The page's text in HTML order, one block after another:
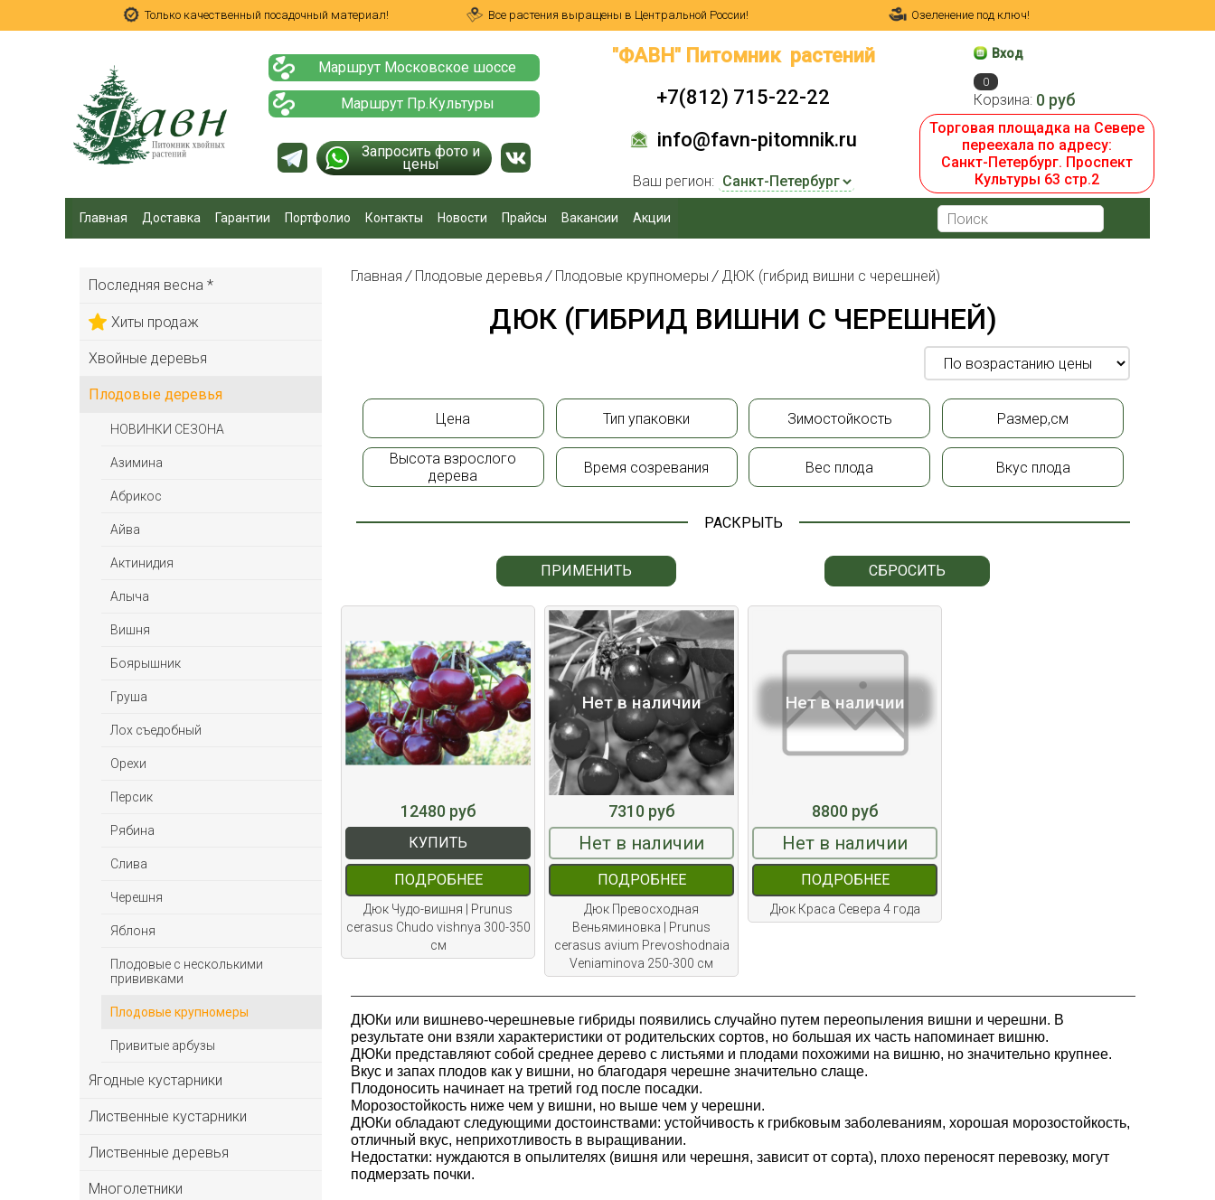
Только качественный посадочный материал! Все растения выращены в Центральной России! Озеленение под ключ!
Маршрут Московское шоссе
Маршрут Пр.Культуры
Запросить фото и
цены
"ФАВН" Питомник растений
+7(812) 715-22-22
info@favn-pitomnik.ru
Ваш регион:
Вход
0
Корзина: 0 руб
Торговая площадка на Севере
переехала по адресу:
Санкт-Петербург. Проспект
Культуры 63 стр.2
Главная Доставка Гарантии Портфолио Контакты Новости Прайсы Вакансии Акции
Последняя весна *
Хиты продаж
Хвойные деревья
Плодовые деревья
НОВИНКИ СЕЗОНА
Азимина
Абрикос
Айва
Актинидия
Алыча
Вишня
Боярышник
Груша
Лох съедобный
Орехи
Персик
Рябина
Слива
Черешня
Яблоня
Плодовые с несколькими
прививками
Плодовые крупномеры
Привитые арбузы
Ягодные кустарники
Лиственные кустарники
Лиственные деревья
Многолетники
Главная / Плодовые деревья / Плодовые крупномеры / ДЮК (гибрид вишни с черешней)
ДЮК (ГИБРИД ВИШНИ С ЧЕРЕШНЕЙ)
Цена Тип упаковки Зимостойкость Размер,см
Высота взрослого
дерева
Время созревания Вес плода Вкус плода
РАСКРЫТЬ
ПРИМЕНИТЬ СБРОСИТЬ
12480 руб
КУПИТЬ
ПОДРОБНЕЕ
Дюк Чудо-вишня | Prunus
cerasus Chudo vishnya 300-350
см
Нет в наличии
7310 руб
Нет в наличии
ПОДРОБНЕЕ
Дюк Превосходная
Веньяминовка | Prunus
сerasus avium Prevoshodnaia
Veniaminova 250-300 см
Нет в наличии
8800 руб
Нет в наличии
ПОДРОБНЕЕ
Дюк Краса Севера 4 года
ДЮКи или вишнево-черешневые гибриды появились случайно путем переопыления вишни и черешни. В
результате они взяли характеристики от родительских сортов, но большая их часть напоминает вишню.
ДЮКи представляют собой среднее дерево с листьями и плодами похожими на вишню, но значительно крупнее.
Вкус и запах плодов как у вишни, но благодаря черешне значительно слаще.
Плодоносить начинает на третий год после посадки.
Морозостойкость ниже чем у вишни, но выше чем у черешни.
ДЮКи обладают следующими достоинствами: устойчивость к грибковым заболеваниям, хорошая морозостойкость,
отличный вкус, неприхотливость в выращивании.
Недостатки: нуждаются в опылителях (вишня или черешня, зависит от сорта), плохо переносят перевозку, могут
подмерзать почки.